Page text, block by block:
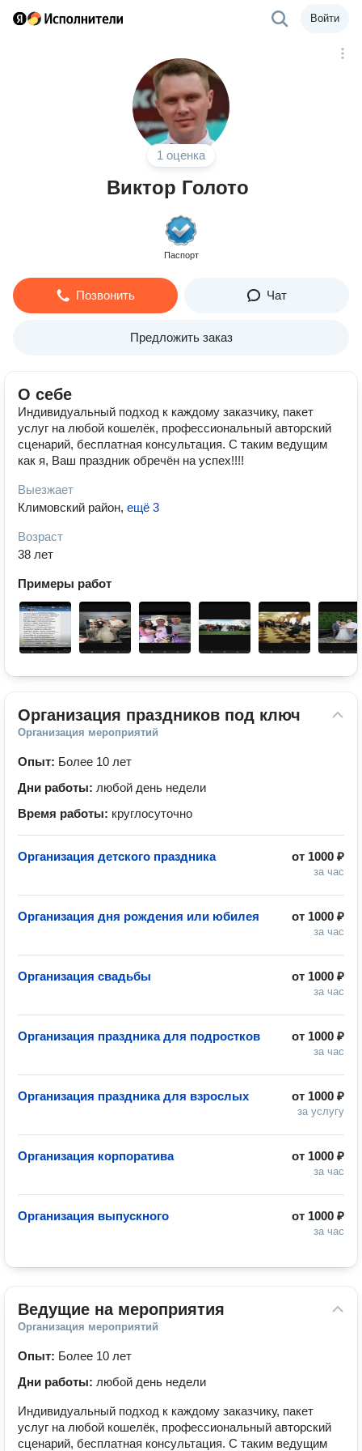
Войти
1 оценка
Виктор Голото
Паспорт
Позвонить Чат
Предложить заказ
О себе
Индивидуальный подход к каждому заказчику, пакет
услуг на любой кошелёк, профессиональный авторский
сценарий, бесплатная консультация. С таким ведущим
как я, Ваш праздник обречён на успех!!!!
Выезжает
Климовский район, ещё 3
Возраст
38 лет
Примеры работ
Организация праздников под ключ
Организация мероприятий
Опыт: Более 10 лет
Дни работы: любой день недели
Время работы: круглосуточно
от 1000 ₽
за час
Организация детского праздника
от 1000 ₽
за час
Организация дня рождения или юбилея
от 1000 ₽
за час
Организация свадьбы
от 1000 ₽
за час
Организация праздника для подростков
от 1000 ₽
за услугу
Организация праздника для взрослых
от 1000 ₽
за час
Организация корпоратива
от 1000 ₽
за час
Организация выпускного
Ведущие на мероприятия
Организация мероприятий
Опыт: Более 10 лет
Дни работы: любой день недели
Индивидуальный подход к каждому заказчику, пакет
услуг на любой кошелёк, профессиональный авторский
сценарий, бесплатная консультация. С таким ведущим